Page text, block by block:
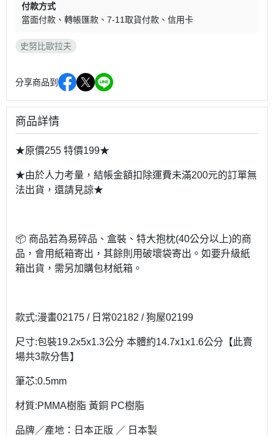
付款方式
當面付款
轉帳匯款 7-11取貨付款 信用卡
史努比歐拉夫
分享商品到
商品詳情
★原價255 特價199★
★由於人力考量，結帳金額扣除運費未滿200元的訂單無
法出貨，還請見諒★
📦 商品若為易碎品、盒裝、特大抱枕(40公分以上)的商
品，會用紙箱寄出，其餘則用破壞袋寄出。如要升級紙
箱出貨，需另加購包材紙箱。
款式:漫畫02175 / 日常02182 / 狗屋02199
尺寸:包裝19.2x5x1.3公分 本體約14.7x1x1.6公分【此賣
場共3款分售】
筆芯:0.5mm
材質:PMMA樹脂 黃銅 PC樹脂
品牌／產地：日本正版 ／ 日本製